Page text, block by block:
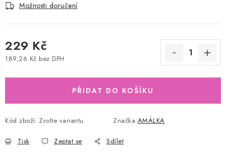
Možnosti doručení
229 Kč
189,26 Kč bez DPH
PŘIDAT DO KOŠÍKU
Kód zboží: Zvolte variantu Značka:AMÁLKA
Tisk Zeptat se Sdílet